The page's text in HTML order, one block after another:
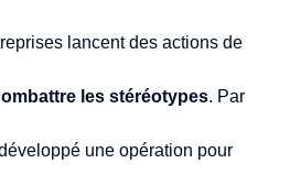
lancent des actions de
les stéréotypes. Par
une opération pour